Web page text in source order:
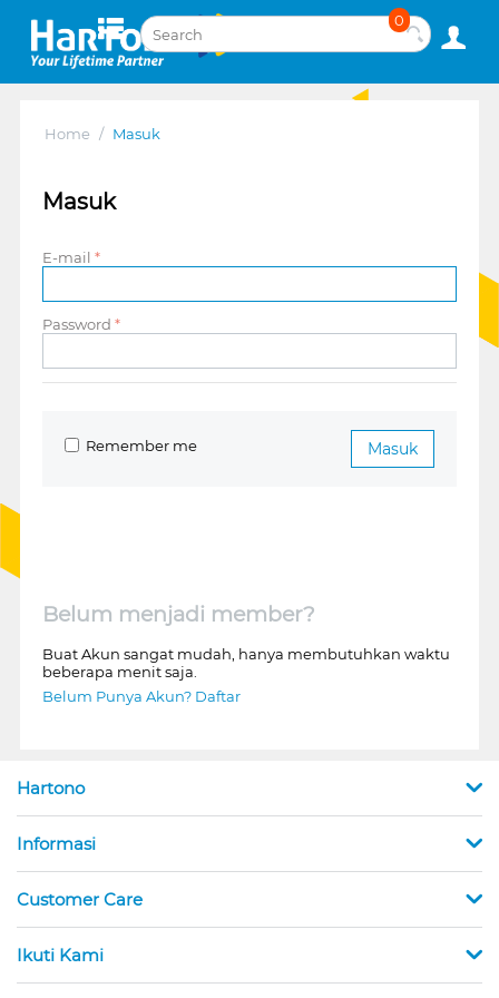
0
Home / Masuk
Masuk
E-mail
Password
Masuk
Remember me
Belum menjadi member?
Buat Akun sangat mudah, hanya membutuhkan waktu
beberapa menit saja.
Belum Punya Akun? Daftar
Hartono
Informasi
Customer Care
Ikuti Kami